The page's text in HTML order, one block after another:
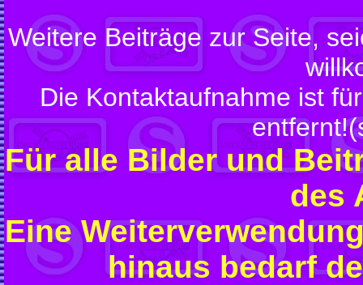
Weitere Beiträge zur Seite,
Die Kontaktaufnahme ist
Für alle Bilder und
des
Eine
hinaus bedarf